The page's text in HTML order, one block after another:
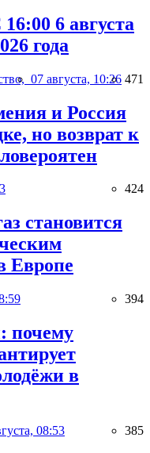
6 августа
года
07 августа, 10:26 471
и Россия
но возврат к
424
становится
Европе
394
почему
в
08:53 385